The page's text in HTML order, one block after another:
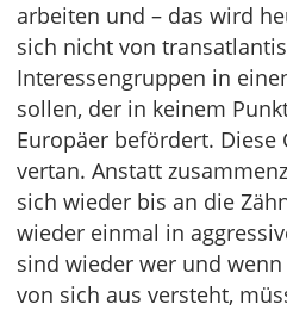
arbeiten und – das wird
sich nicht von
Interessengruppen in
sollen, der in keinem
Europäer befördert. Diese
vertan. Anstatt
sich wieder bis an die
wieder einmal in
sind wieder wer und
von sich aus versteht,